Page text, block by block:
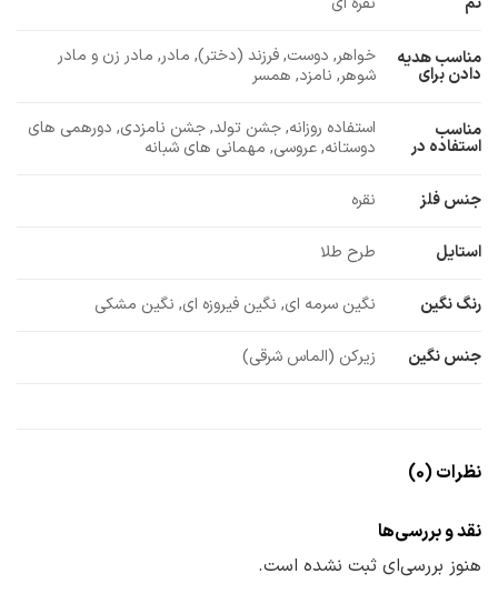
مناسب هدیه
دادن برای
خواهر, دوست, فرزند (دختر), مادر, مادر زن و مادر
شوهر, نامزد, همسر
مناسب
استفاده در
استفاده روزانه, جشن تولد, جشن نامزدی, دورهمی های
دوستانه, عروسی, مهمانی های شبانه
جنس فلز نقره
استایل طرح طلا
رنگ نگین نگین سرمه ای, نگین فیروزه ای, نگین مشکی
جنس نگین زیرکن (الماس شرقی)
نظرات (0)
نقد و بررسی‌ها
هنوز بررسی‌ای ثبت نشده است.